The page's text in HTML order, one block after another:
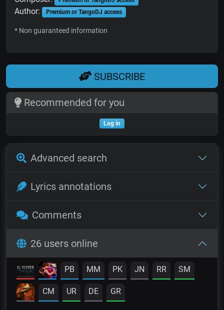
Author: Premium or TangoDJ access
* Non guaranteed information
SUBSCRIBE
Recommended for you
Log in
Advanced search
Lyrics annotations
Comments
26 users online
PB MM PK JN RR SM
CM UR DE GR